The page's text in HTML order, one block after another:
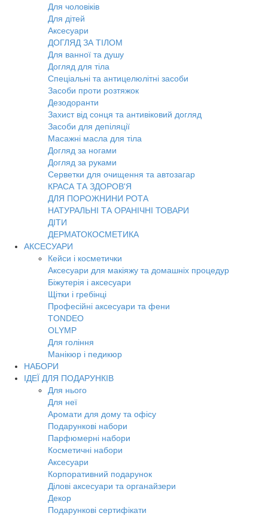
Для чоловіків
Для дітей
Аксесуари
ДОГЛЯД ЗА ТІЛОМ
Для ванної та душу
Догляд для тіла
Спеціальні та антицелюлітні засоби
Засоби проти розтяжок
Дезодоранти
Захист від сонця та антивіковий догляд
Засоби для депіляції
Масажні масла для тіла
Догляд за ногами
Догляд за руками
Серветки для очищення та автозагар
КРАСА ТА ЗДОРОВ'Я
ДЛЯ ПОРОЖНИНИ РОТА
НАТУРАЛЬНІ ТА ОРАНІЧНІ ТОВАРИ
ДІТИ
ДЕРМАТОКОСМЕТИКА
АКСЕСУАРИ
Кейси і косметички
Аксесуари для макіяжу та домашніх процедур
Біжутерія і аксесуари
Щітки і гребінці
Професійні аксесуари та фени
TONDEO
OLYMP
Для гоління
Манікюр і педикюр
НАБОРИ
ІДЕЇ ДЛЯ ПОДАРУНКІВ
Для нього
Для неї
Аромати для дому та офісу
Подарункові набори
Парфюмерні набори
Косметичні набори
Аксесуари
Корпоративний подарунок
Ділові аксесуари та органайзери
Декор
Подарункові сертифікати